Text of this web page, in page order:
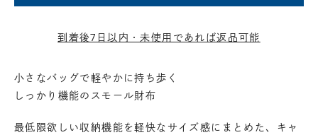
到着後7日以内・未使用であれば返品可能
小さなバッグで軽やかに持ち歩く
しっかり機能のスモール財布
最低限欲しい収納機能を軽快なサイズ感にまとめた、キャ